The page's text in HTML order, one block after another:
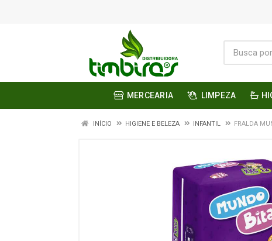
MERCEARIA LIMPEZA
INÍCIO HIGIENE E BELEZA INFANTIL FRALDA